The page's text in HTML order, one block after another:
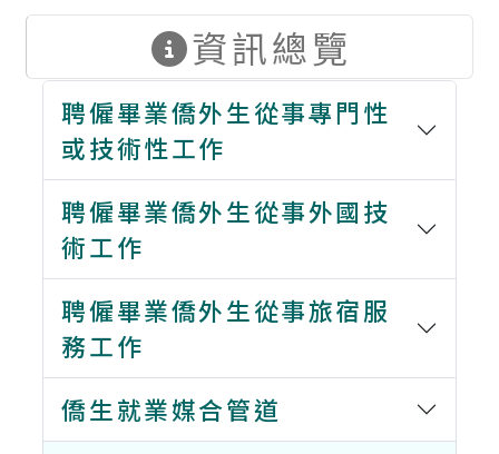
資訊總覽
聘僱畢業僑外生從事專門性
或技術性工作
聘僱畢業僑外生從事外國技
術工作
聘僱畢業僑外生從事旅宿服
務工作
僑生就業媒合管道